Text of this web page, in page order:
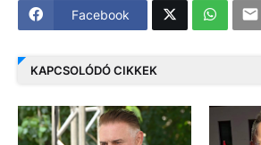
Facebook
KAPCSOLÓDÓ CIKKEK